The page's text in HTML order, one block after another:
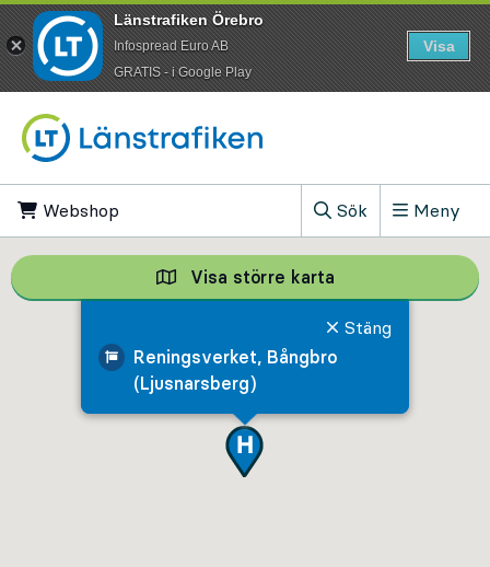
Webshop
Sök
, Visa sökfältet
Meny
Reningsverket, Bångbro
(Ljusnarsberg)
Stäng
Visa större karta Visa större
Länstrafiken Örebro
Infospread Euro AB
​GRATIS - i Google Play
Visa